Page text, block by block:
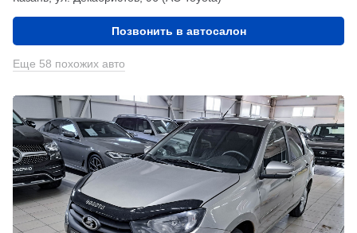
Позвонить в автосалон
Еще 58 похожих авто